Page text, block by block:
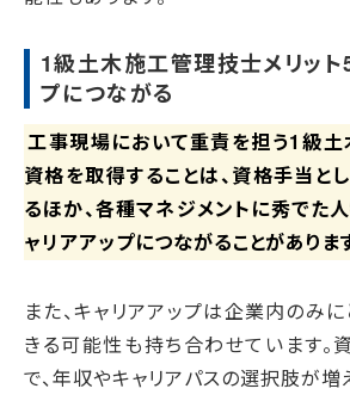
1級土木施工管理技士メリット
プにつながる
工事現場において重責を担う1級
資格を取得することは、資格手当と
るほか、各種マネジメントに秀でた
ャリアアップにつながることがありま
また、キャリアアップは企業内のみ
きる可能性も持ち合わせています。
で、年収やキャリアパスの選択肢が